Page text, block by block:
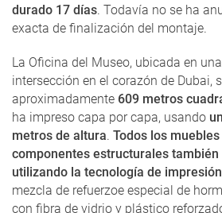
durado 17 días. Todavía no se ha
exacta de finalización del montaje.
La Oficina del Museo, ubicada en
intersección en el corazón de Dubai,
aproximadamente 609 metros
ha impreso capa por capa, usando
metros de altura. Todos los
componentes estructurales
utilizando la tecnología de
mezcla de refuerzoe especial de
con fibra de vidrio y plástico